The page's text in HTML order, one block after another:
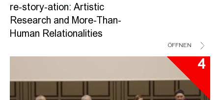
re-story-ation: Artistic
Research and More-Than-
Human Relationalities
ÖFFNEN
4